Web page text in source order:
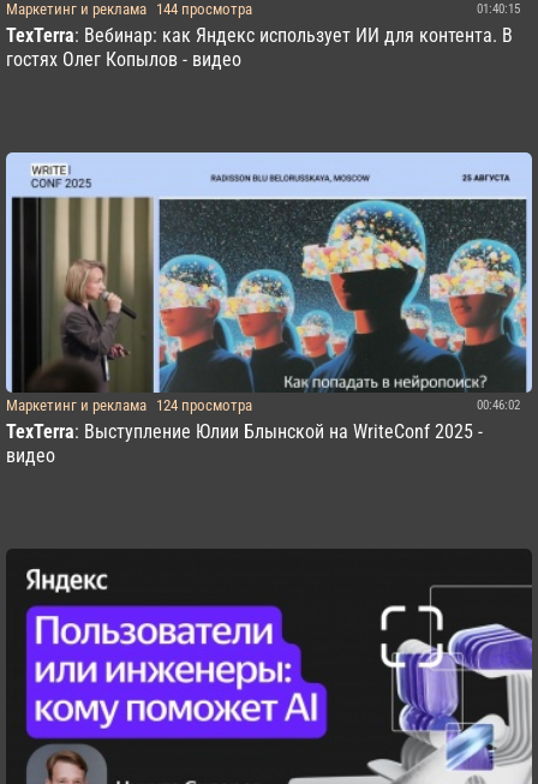
01:40:15
Маркетинг и реклама 144 просмотра
TexTerra: Вебинар: как Яндекс использует ИИ для контента. В
гостях Олег Копылов - видео
00:46:02
Маркетинг и реклама 124 просмотра
TexTerra: Выступление Юлии Блынской на WriteConf 2025 -
видео